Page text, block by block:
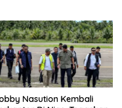
Nasution Kembali